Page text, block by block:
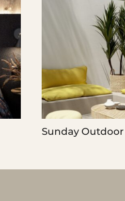
Sunday Outdoor